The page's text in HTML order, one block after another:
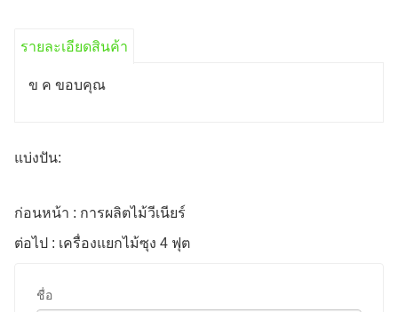
รายละเอียดสินค้า
ข ค ขอบคุณ
แบ่งปัน:
ก่อนหน้า : การผลิตไม้วีเนียร์
ต่อไป : เครื่องแยกไม้ซุง 4 ฟุต
ชื่อ